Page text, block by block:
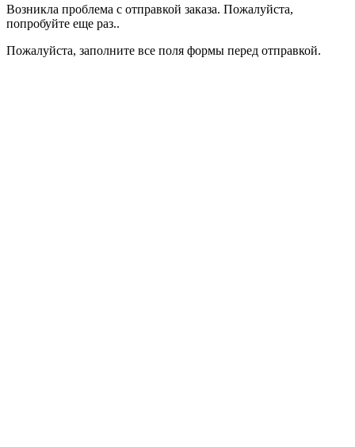
Возникла проблема с отправкой заказа. Пожалуйста,
попробуйте еще раз..
Пожалуйста, заполните все поля формы перед отправкой.